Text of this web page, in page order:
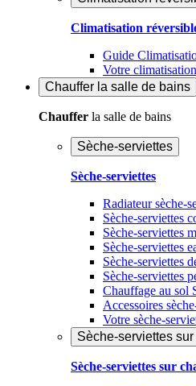
Climatisation
Guide
Votre
Chauffer la salle de bains
Chauffer la salle de bains
Sèche-serviettes
Sèche-serviettes
Radiateur sèche-
Sèche-serviettes
Sèche-serviettes
Sèche-serviettes
Sèche-serviettes
Sèche-serviettes
Chauffage au sol
Accessoires
Votre sèche-
Sèche-serviettes
Sèche-serviettes sur